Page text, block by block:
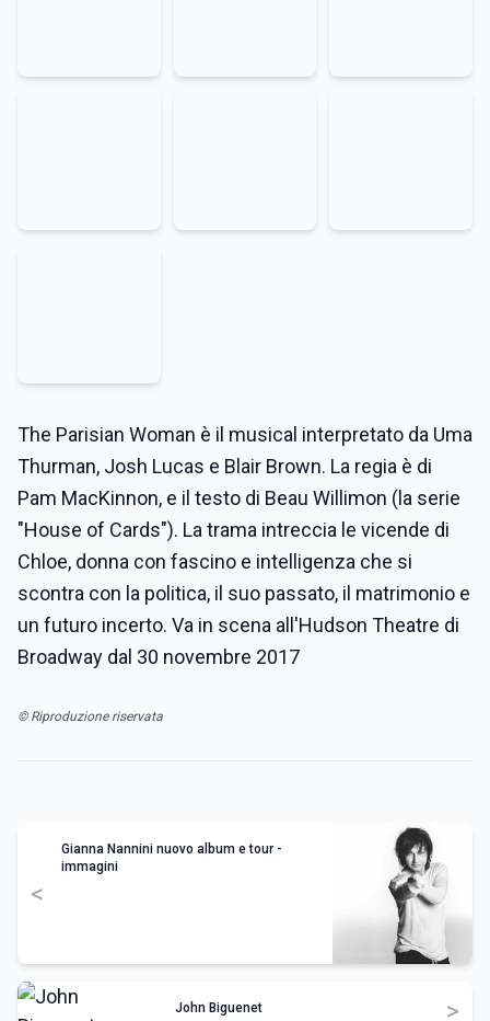
The Parisian Woman è il musical interpretato da Uma
Thurman, Josh Lucas e Blair Brown. La regia è di
Pam MacKinnon, e il testo di Beau Willimon (la serie
"House of Cards"). La trama intreccia le vicende di
Chloe, donna con fascino e intelligenza che si
scontra con la politica, il suo passato, il matrimonio e
un futuro incerto. Va in scena all'Hudson Theatre di
Broadway dal 30 novembre 2017
© Riproduzione riservata
<
Gianna Nannini nuovo album e tour -
immagini
John Biguenet >